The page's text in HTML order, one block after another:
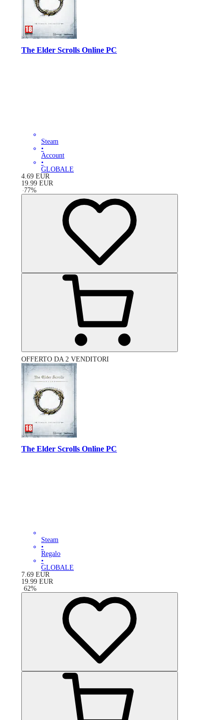
The Elder Scrolls Online PC
Steam
•
Account
•
GLOBALE
4.69 EUR
19.99 EUR
-77%
OFFERTO DA 2 VENDITORI
The Elder Scrolls Online PC
Steam
•
Regalo
•
GLOBALE
7.69 EUR
19.99 EUR
-62%